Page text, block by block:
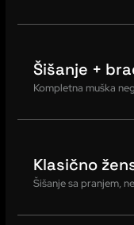
Šišanje +
Kompletna muška
Klasično
Šišanje sa pranjem,